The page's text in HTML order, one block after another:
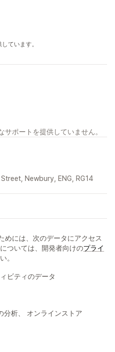
ています。
ポートを提供していません。
Newbury, ENG, RG14
めには、次のデータにアクセス
ついては、開発者向けのプライ
。
ビティのデータ
分析、 オンラインストア